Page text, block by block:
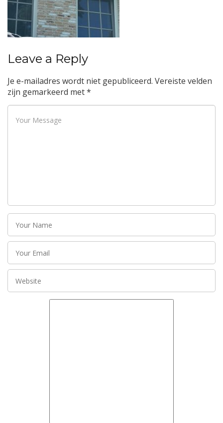
Leave a Reply
Je e-mailadres wordt niet gepubliceerd. Vereiste velden
zijn gemarkeerd met*